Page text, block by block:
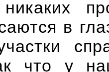
никаких
в
что у